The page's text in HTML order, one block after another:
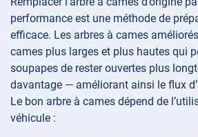
performance est une méthode de
efficace. Les arbres à cames
cames plus larges et plus hautes qui
soupapes de rester ouvertes plus
davantage — améliorant ainsi le flux
Le bon arbre à cames dépend de
véhicule :